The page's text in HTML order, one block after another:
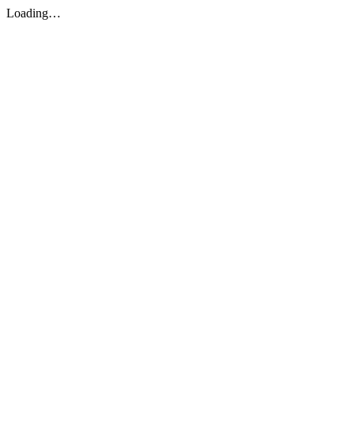
Loading…